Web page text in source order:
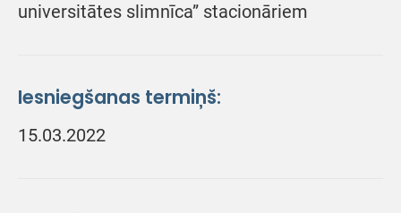
universitātes slimnīca” stacionāriem
Iesniegšanas termiņš:
15.03.2022